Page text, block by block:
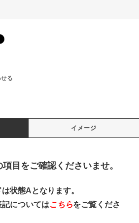
る
イメージ
目をご確認くださいませ。
状態Aとなります。
についてはこちらをご覧くださ